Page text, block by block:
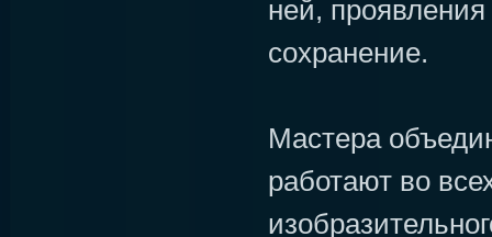
ней, проявления
сохранение.
Мастера
работают во